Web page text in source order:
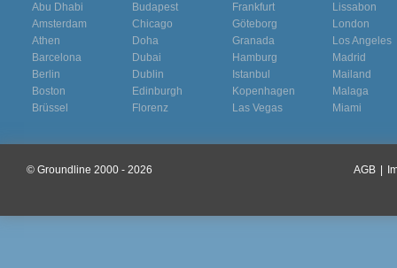
Abu Dhabi
Amsterdam
Athen
Barcelona
Berlin
Boston
Brüssel
Budapest
Chicago
Doha
Dubai
Dublin
Edinburgh
Florenz
Frankfurt
Göteborg
Granada
Hamburg
Istanbul
Kopenhagen
Las Vegas
Lissabon
London
Los Angeles
Madrid
Mailand
Malaga
Miami
© Groundline 2000 - 2026 AGB